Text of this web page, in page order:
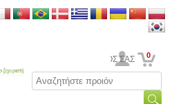
Ο ΛΟΓΑΡΙΑΣΜΟΣ ΣΑΣ 0